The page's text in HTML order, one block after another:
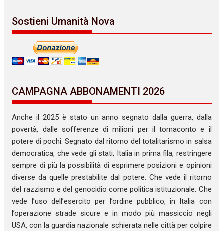
Sostieni Umanità Nova
CAMPAGNA ABBONAMENTI 2026
Anche il 2025 è stato un anno segnato dalla guerra, dalla
povertà, dalle sofferenze di milioni per il tornaconto e il
potere di pochi. Segnato dal ritorno del totalitarismo in salsa
democratica, che vede gli stati, Italia in prima fila, restringere
sempre di più la possibilità di esprimere posizioni e opinioni
diverse da quelle prestabilite dal potere. Che vede il ritorno
del razzismo e del genocidio come politica istituzionale. Che
vede l’uso dell’esercito per l’ordine pubblico, in Italia con
l’operazione strade sicure e in modo più massiccio negli
USA, con la guardia nazionale schierata nelle città per colpire